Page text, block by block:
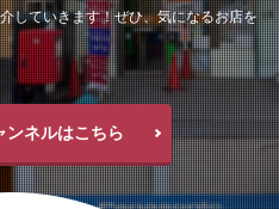
していきます！ぜひ、気になるお店を
ンネルはこちら